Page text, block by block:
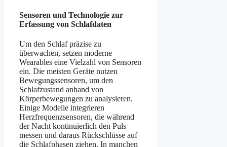
Sensoren und Technologie zur
Erfassung von Schlafdaten
Um den Schlaf präzise zu
überwachen, setzen moderne
Wearables eine Vielzahl von Sensoren
ein. Die meisten Geräte nutzen
Bewegungssensoren, um den
Schlafzustand anhand von
Körperbewegungen zu analysieren.
Einige Modelle integrieren
Herzfrequenzsensoren, die während
der Nacht kontinuierlich den Puls
messen und daraus Rückschlüsse auf
die Schlafphasen ziehen. In manchen